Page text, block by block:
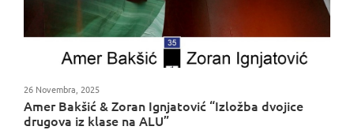
Amer Bakšić & Zoran Ignjatović “Izložba dvojice
drugova iz klase na ALU”
26 Novembra, 2025